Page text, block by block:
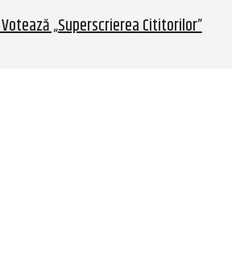
„Superscrierea Cititorilor”